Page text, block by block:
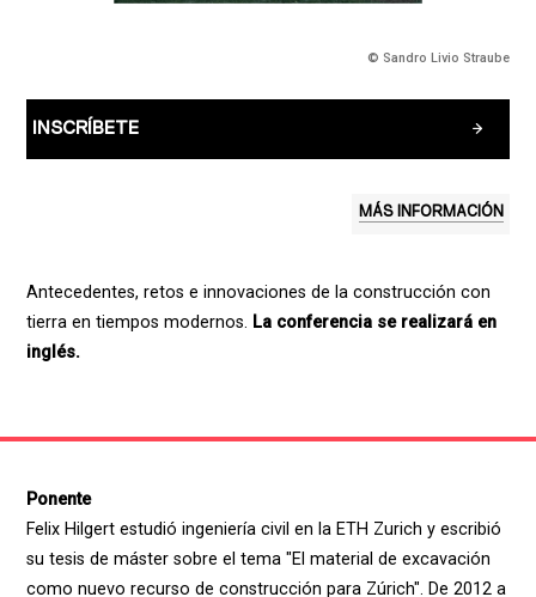
© Sandro Livio Straube
INSCRÍBETE
MÁS INFORMACIÓN
Antecedentes, retos e innovaciones de la construcción con
tierra en tiempos modernos. La conferencia se realizará en
inglés.
Ponente
Felix Hilgert estudió ingeniería civil en la ETH Zurich y escribió
su tesis de máster sobre el tema "El material de excavación
como nuevo recurso de construcción para Zúrich". De 2012 a